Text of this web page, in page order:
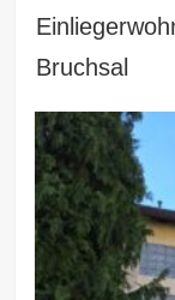
Bruchsal